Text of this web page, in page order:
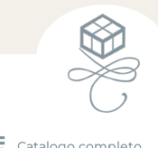
Open menu